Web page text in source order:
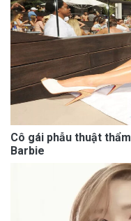
Cô gái phẫu thuật
Barbie